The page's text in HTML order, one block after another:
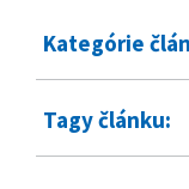
Kategórie
Tagy článku: